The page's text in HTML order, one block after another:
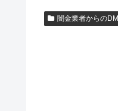
闇金業者からのDM